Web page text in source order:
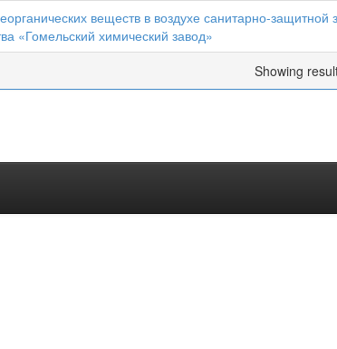
веществ в воздухе санитарно-защитной
«Гомельский химический завод»
Showing